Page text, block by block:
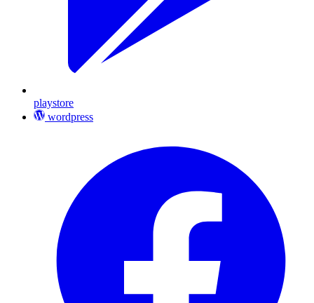
playstore
wordpress